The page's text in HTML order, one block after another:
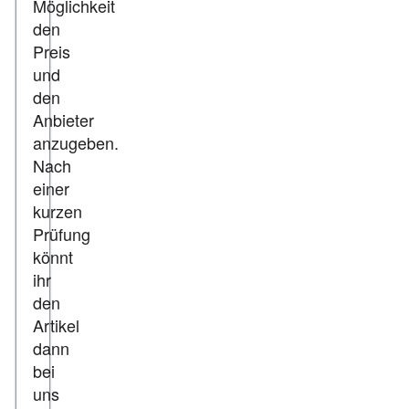
Möglichkeit
den
Preis
und
den
Anbieter
anzugeben.
Nach
einer
kurzen
Prüfung
könnt
ihr
den
Artikel
dann
bei
uns